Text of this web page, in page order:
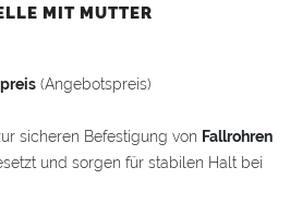
MIT MUTTER
(Angebotspreis)
sicheren Befestigung von Fallrohren
und sorgen für stabilen Halt bei